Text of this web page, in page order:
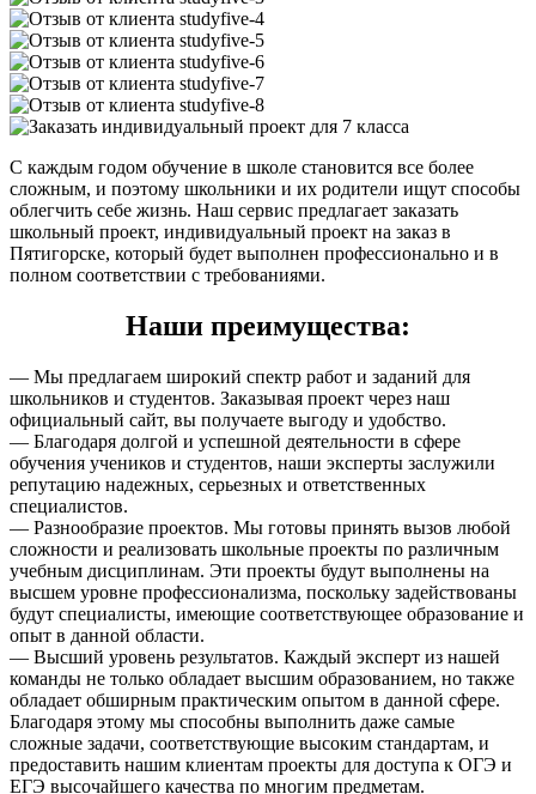
С каждым годом обучение в школе становится все более
сложным, и поэтому школьники и их родители ищут способы
облегчить себе жизнь. Наш сервис предлагает заказать
школьный проект, индивидуальный проект на заказ в
Пятигорске, который будет выполнен профессионально и в
полном соответствии с требованиями.
Наши преимущества:
— Мы предлагаем широкий спектр работ и заданий для
школьников и студентов. Заказывая проект через наш
официальный сайт, вы получаете выгоду и удобство.
— Благодаря долгой и успешной деятельности в сфере
обучения учеников и студентов, наши эксперты заслужили
репутацию надежных, серьезных и ответственных
специалистов.
— Разнообразие проектов. Мы готовы принять вызов любой
сложности и реализовать школьные проекты по различным
учебным дисциплинам. Эти проекты будут выполнены на
высшем уровне профессионализма, поскольку задействованы
будут специалисты, имеющие соответствующее образование и
опыт в данной области.
— Высший уровень результатов. Каждый эксперт из нашей
команды не только обладает высшим образованием, но также
обладает обширным практическим опытом в данной сфере.
Благодаря этому мы способны выполнить даже самые
сложные задачи, соответствующие высоким стандартам, и
предоставить нашим клиентам проекты для доступа к ОГЭ и
ЕГЭ высочайшего качества по многим предметам.